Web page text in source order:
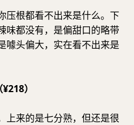
压根都看不出来是什么。下
味都没有，是偏甜口的略带
噱头偏大，实在看不出来是
）
上来的是七分熟，但还是很